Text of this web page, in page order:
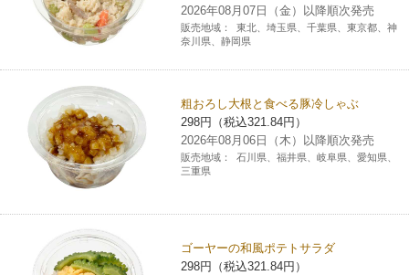
2026年08月07日（金）以降順次発売
販売地域：
東北、埼玉県、千葉県、東京都、神
奈川県、静岡県
粗おろし大根と食べる豚冷しゃぶ
298円（税込321.84円）
2026年08月06日（木）以降順次発売
販売地域：
石川県、福井県、岐阜県、愛知県、
三重県
ゴーヤーの和風ポテトサラダ
298円（税込321.84円）